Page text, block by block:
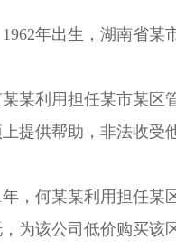
年出生，湖南省某
某某利用担任某市某
提供帮助，非法收受
年，何某某利用担任
为该公司低价购买该